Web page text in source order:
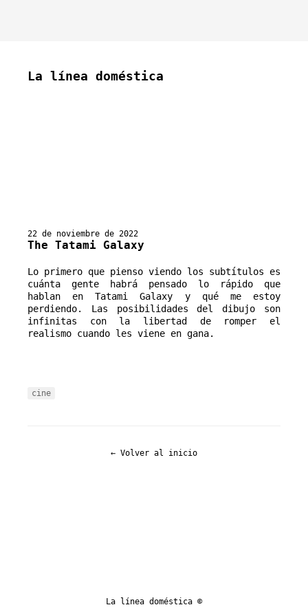
La línea doméstica
22 de noviembre de 2022
The Tatami Galaxy
Lo primero que pienso viendo los subtítulos es
cuánta gente habrá pensado lo rápido que
hablan en Tatami Galaxy y qué me estoy
perdiendo. Las posibilidades del dibujo son
infinitas con la libertad de romper el
realismo cuando les viene en gana.
cine
← Volver al inicio
La línea doméstica ©